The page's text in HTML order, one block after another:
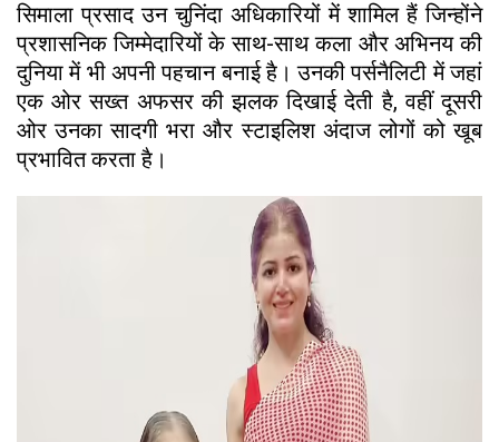
सिमाला प्रसाद उन चुनिंदा अधिकारियों में शामिल हैं जिन्होंने
प्रशासनिक जिम्मेदारियों के साथ-साथ कला और अभिनय की
दुनिया में भी अपनी पहचान बनाई है। उनकी पर्सनैलिटी में जहां
एक ओर सख्त अफसर की झलक दिखाई देती है, वहीं दूसरी
ओर उनका सादगी भरा और स्टाइलिश अंदाज लोगों को खूब
प्रभावित करता है।